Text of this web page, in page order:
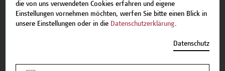
die von uns verwendeten Cookies erfahren und eigene
Einstellungen vornehmen möchten, werfen Sie bitte einen Blick in
unsere Einstellungen oder in die Datenschutzerklärung.
Datenschutz